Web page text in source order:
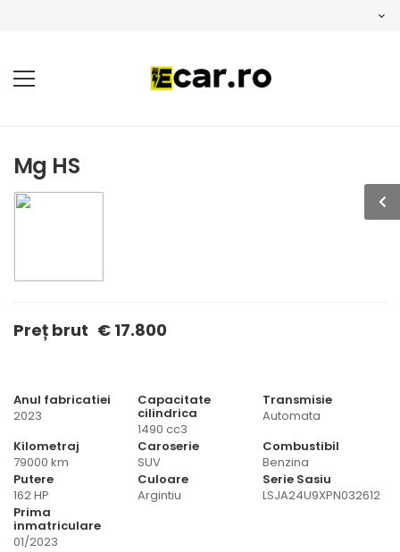
Mg HS
Preț brut € 17.800
Anul fabricatiei
2023
Capacitate
cilindrica
1490 cc3
Transmisie
Automata
Kilometraj
79000 km
Caroserie
SUV
Combustibil
Benzina
Putere
162 HP
Culoare
Argintiu
Serie Sasiu
LSJA24U9XPN032612
Prima
inmatriculare
01/2023